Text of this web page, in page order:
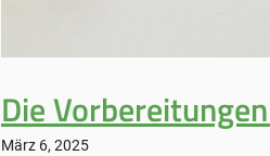
Die
März 6, 2025